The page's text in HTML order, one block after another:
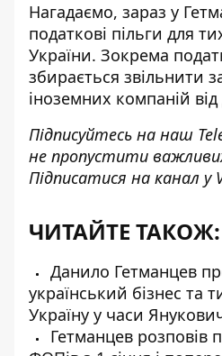
Нагадаємо, зараз у
податкові пільги для
України. Зокрема
збирається звільнити
іноземних компаній
Підписуйтесь на наш
не пропустити
Підписатися на канал
ЧИТАЙТЕ ТАКОЖ:
Данило Гетманцев
український бізнес та
Україну у часи
Гетманцев розповів